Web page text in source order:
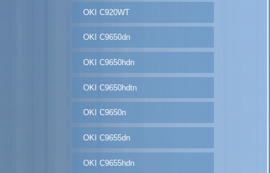
OKI C920WT
OKI C9650dn
OKI C9650hdn
OKI C9650hdtn
OKI C9650n
OKI C9655dn
OKI C9655hdn